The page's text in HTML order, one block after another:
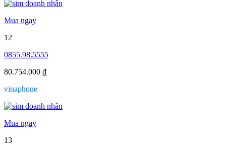
Mua ngay
12
0855.98.5555
80.754.000 ₫
vinaphone
Mua ngay
13